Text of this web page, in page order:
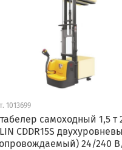
1013699
самоходный 1,5 т
CDDR15S
24/240